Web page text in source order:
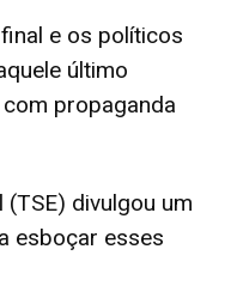
e os políticos
último
propaganda
(TSE) divulgou um
esboçar esses